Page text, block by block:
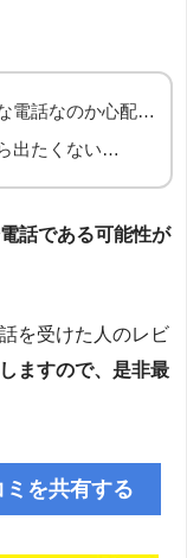
電話なのか心配…
出たくない…
話である可能性が
を受けた人のレビ
ますので、是非最
を共有する